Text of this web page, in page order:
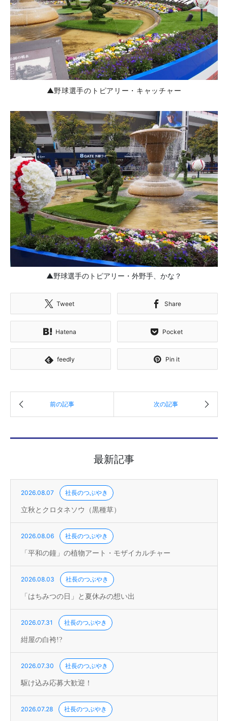
▲野球選手のトピアリー・キャッチャー
▲野球選手のトピアリー・外野手、かな？
Tweet Share
Hatena Pocket
feedly Pin it
最新記事
2026.08.07 社長のつぶやき
立秋とクロタネソウ（黒種草）
2026.08.06 社長のつぶやき
「平和の鐘」の植物アート・モザイカルチャー
2026.08.03 社長のつぶやき
「はちみつの日」と夏休みの想い出
2026.07.31 社長のつぶやき
紺屋の白袴!?
2026.07.30 社長のつぶやき
駆け込み応募大歓迎！
2026.07.28 社長のつぶやき